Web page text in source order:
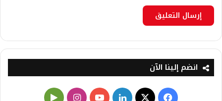
انضم إلينا الآن
فيسبوك
X لينكدإنيوتيوبانستقرام‏Google